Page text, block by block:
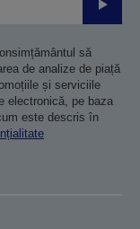
să
de analize de piață
și serviciile
electronică, pe baza
este descris în